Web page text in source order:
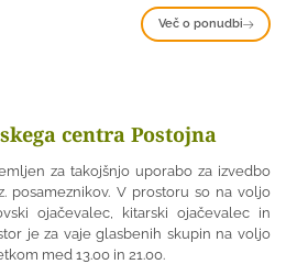
Več o ponudbi
centra Postojna
za takojšnjo uporabo za izvedbo
posameznikov. V prostoru so na voljo
ojačevalec, kitarski ojačevalec in
je za vaje glasbenih skupin na voljo
med 13.00 in 21.00.